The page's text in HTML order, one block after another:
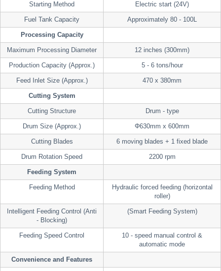
Starting Method Electric start (24V)
Fuel Tank Capacity Approximately 80 - 100L
Processing Capacity
Maximum Processing Diameter 12 inches (300mm)
Production Capacity (Approx.) 5 - 6 tons/hour
Feed Inlet Size (Approx.) 470 x 380mm
Cutting System
Cutting Structure Drum - type
Drum Size (Approx.) Φ630mm x 600mm
Cutting Blades 6 moving blades + 1 fixed blade
Drum Rotation Speed 2200 rpm
Feeding System
Feeding Method
Hydraulic forced feeding (horizontal
roller)
Intelligent Feeding Control (Anti
- Blocking)
(Smart Feeding System)
Feeding Speed Control
10 - speed manual control &
automatic mode
Convenience and Features